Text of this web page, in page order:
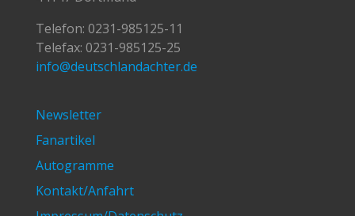
Telefon: 0231-985125-11
Telefax: 0231-985125-25
info@deutschlandachter.de
Newsletter
Fanartikel
Autogramme
Kontakt/Anfahrt